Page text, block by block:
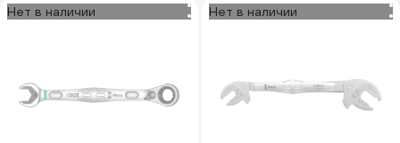
Нет в наличии Нет в наличии